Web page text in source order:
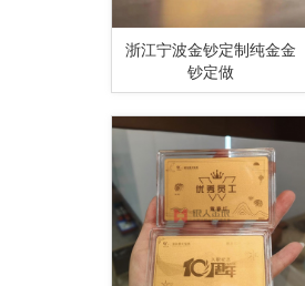
浙江宁波金钞定制纯金金
钞定做